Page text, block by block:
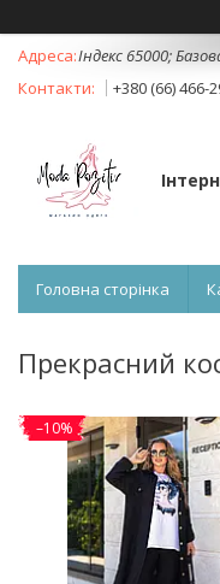
Індекс 65000;
+380 (66) 466-
Головна сторінка
Прекрасний
–10%